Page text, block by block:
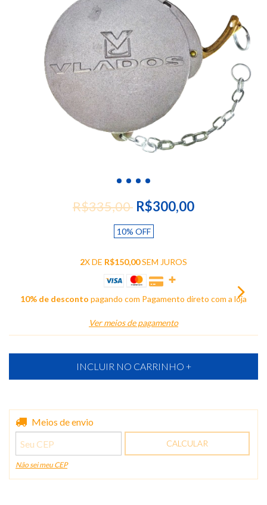
R$335,00 R$300,00
10% OFF
2X DE R$150,00SEM JUROS
10% de desconto pagando com Pagamento direto com a loja
Ver meios de pagamento
Entregas para o CEP:
Meios de envio
CALCULAR
Não sei meu CEP